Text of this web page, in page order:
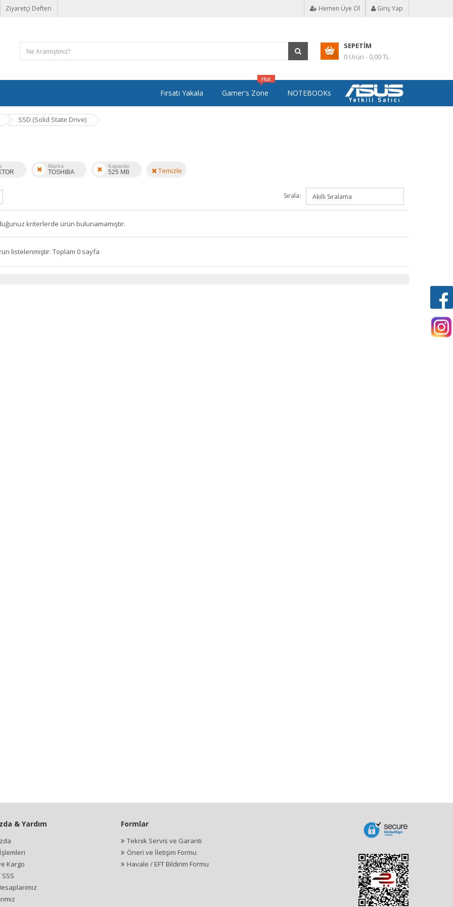
Ziyaretçi Defteri Hemen Üye Ol Giriş Yap
SEPETIM
0 Ürün - 0,00 TL
Fırsatı Yakala Gamer's Zone NOTEBOOKs
SSD (Solid State Drive)
Marka
TOSHIBA
Kapasite
525 MB Temizle
Sırala:
kriterlerde ürün bulunamamıştır.
listelenmiştir. Toplam 0 sayfa
& Yardım
Kargo
Formlar
Teknik Servis ve Garanti
Öneri ve İletişim Formu
Havale / EFT Bildirim Formu